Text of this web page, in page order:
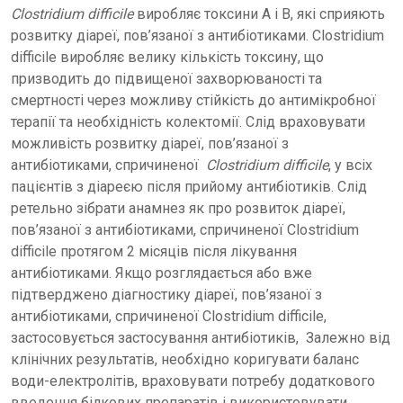
Clostridium difficileвиробляє токсини A і B, які сприяють
розвитку діареї, пов’язаної з антибіотиками. Clostridium
difficile виробляє велику кількість токсину, що
призводить до підвищеної захворюваності та
смертності через можливу стійкість до антимікробної
терапії та необхідність колектомії. Слід враховувати
можливість розвитку діареї, пов’язаної з
антибіотиками, спричиненої Clostridium difficile, у всіх
пацієнтів з діареєю після прийому антибіотиків. Слід
ретельно зібрати анамнез як про розвиток діареї,
пов’язаної з антибіотиками, спричиненої Clostridium
difficile протягом 2 місяців після лікування
антибіотиками. Якщо розглядається або вже
підтверджено діагностику діареї, пов’язаної з
антибіотиками, спричиненої Clostridium difficile,
застосовується застосування антибіотиків, Залежно від
клінічних результатів, необхідно коригувати баланс
води-електролітів, враховувати потребу додаткового